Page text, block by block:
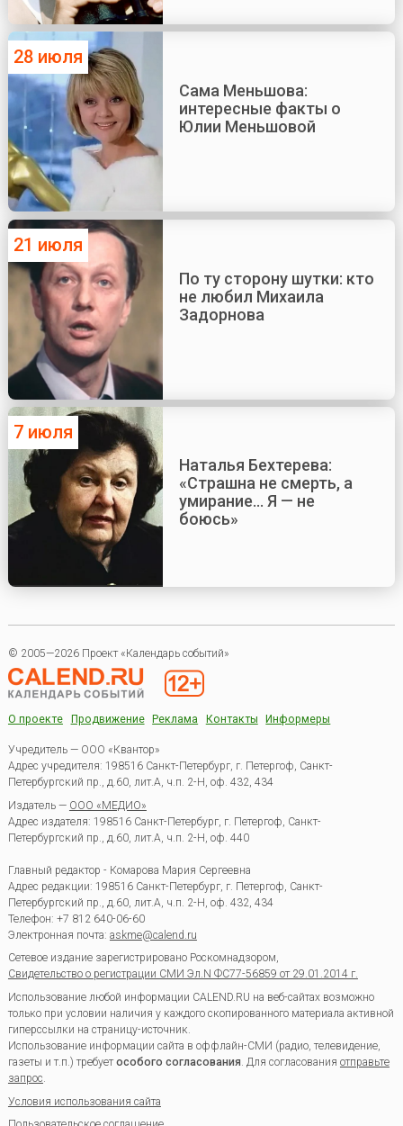
28 июля
Сама Меньшова:
интересные факты о
Юлии Меньшовой
21 июля
По ту сторону шутки: кто
не любил Михаила
Задорнова
7 июля
Наталья Бехтерева:
«Страшна не смерть, а
умирание... Я — не
боюсь»
© 2005—2026 Проект «Календарь событий»
О проекте Продвижение Реклама Контакты Информеры
Учредитель — ООО «Квантор»
Адрес учредителя: 198516 Санкт-Петербург, г. Петергоф, Санкт-
Петербургский пр., д.60, лит.А, ч.п. 2-Н, оф. 432, 434
Издатель — ООО «МЕДИО»
Адрес издателя: 198516 Санкт-Петербург, г. Петергоф, Санкт-
Петербургский пр., д.60, лит.А, ч.п. 2-Н, оф. 440
Главный редактор - Комарова Мария Сергеевна
Адрес редакции: 198516 Санкт-Петербург, г. Петергоф Санкт-
Петербургский пр., д.60, лит.А, ч.п. 2-Н, оф. 432, 434
Телефон: +7 812 640-06-60
Электронная почта: askme@calend.ru
Сетевое издание зарегистрировано Роскомнадзором,
Свидетельство о регистрации СМИ Эл.N ФС77-56859 от 29.01.2014 г.
Использование любой информации CALEND.RU на веб-сайтах возможно
только при условии наличия у каждого скопированного материала активной
гиперссылки на страницу-источник.
Использование информации сайта в оффлайн-СМИ (радио, телевидение,
газеты и т.п.) требуетособого согласования. Для согласования отправьте
запрос.
Условия использования сайта